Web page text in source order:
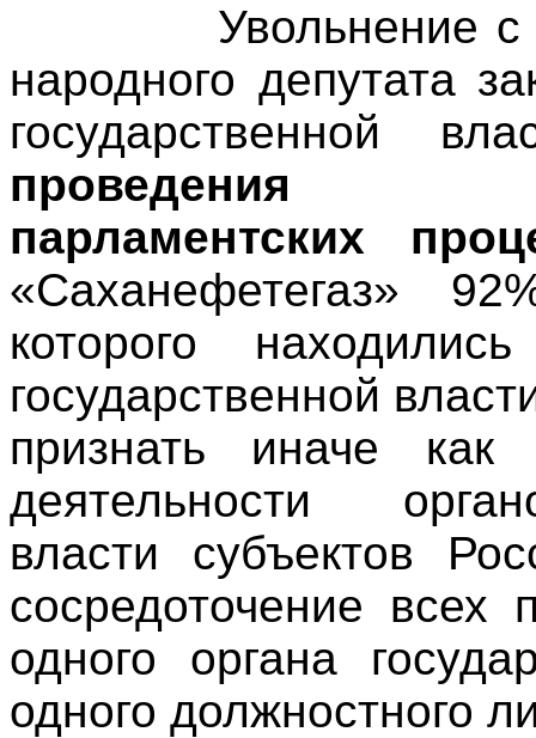
Увольнение с
народного депутата
государственной
проведения
парламентских
«Саханефетегаз»
которого
государственной
признать иначе как
деятельности
власти субъектов
сосредоточение всех
одного органа
одного должностного